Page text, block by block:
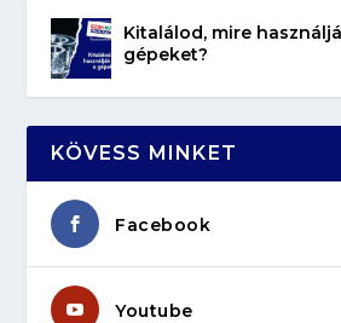
Kitalálod, mire
gépeket?
KÖVESS MINKET
Facebook
Youtube